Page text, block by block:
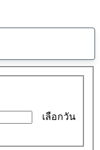
เลือกวัน